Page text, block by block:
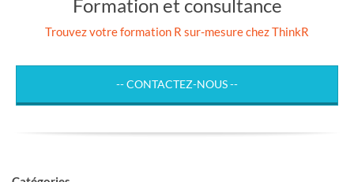
Formation et consultance
Trouvez votre formation R sur-mesure chez ThinkR
-- CONTACTEZ-NOUS --